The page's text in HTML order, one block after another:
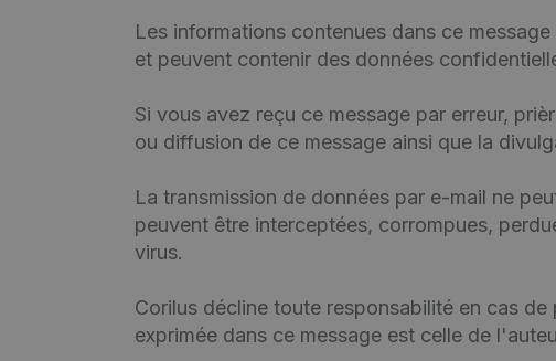
Les informations contenues dans ce
et peuvent contenir des données
Si vous avez reçu ce message par erreur,
ou diffusion de ce message ainsi que la
La transmission de données par e-mail ne
peuvent être interceptées, corrompues,
virus.
Corilus décline toute responsabilité en cas
exprimée dans ce message est celle de